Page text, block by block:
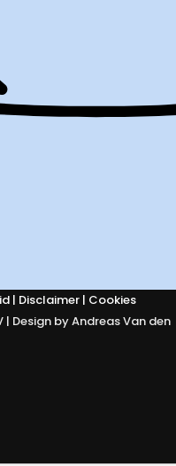
| Disclaimer | Cookies
| Design by Andreas Van den